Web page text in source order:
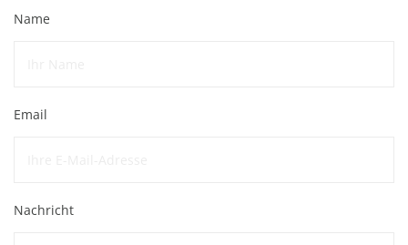
Name
Email
Nachricht